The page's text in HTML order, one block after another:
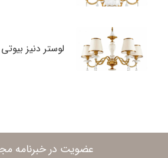
لوستر دنیز بیوتی
عضویت در خبرنامه